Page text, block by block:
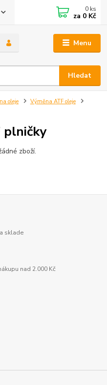
Menu
Hledat
0 ks
za 0 Kč
oleje
Výměna ATF oleje
plničky
zboží.
sklade
nad 2.000 Kč